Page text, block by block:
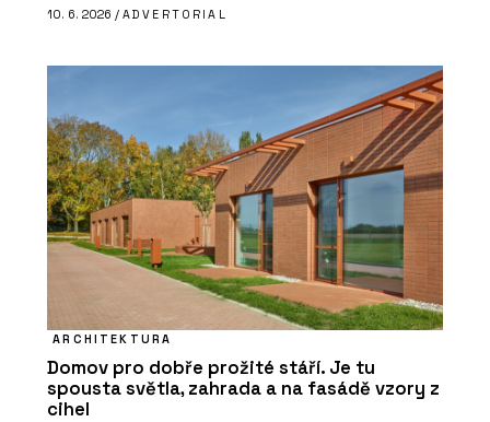
10. 6. 2026 / ADVERTORIAL
ARCHITEKTURA
Domov pro dobře prožité stáří. Je tu
spousta světla, zahrada a na fasádě vzory z
cihel